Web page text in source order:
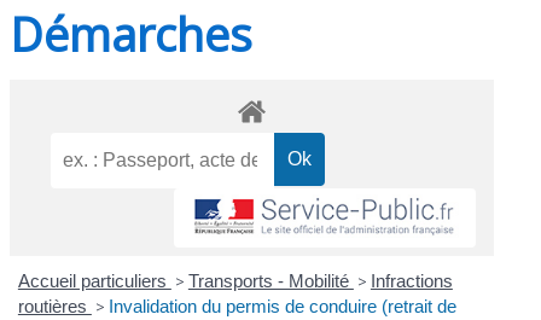
Démarches
Accueil particuliers > Transports - Mobilité > Infractions
routières > Invalidation du permis de conduire (retrait de